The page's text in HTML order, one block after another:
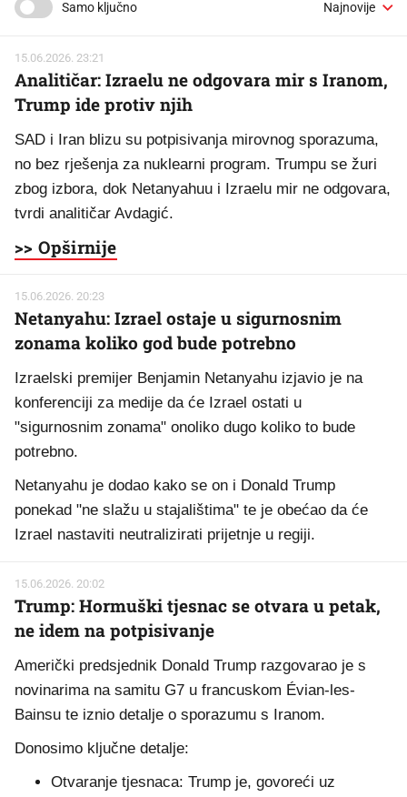
Samo ključno
15.06.2026. 23:21
Analitičar: Izraelu ne odgovara mir s Iranom,
Trump ide protiv njih
SAD i Iran blizu su potpisivanja mirovnog sporazuma,
no bez rješenja za nuklearni program. Trumpu se žuri
zbog izbora, dok Netanyahuu i Izraelu mir ne odgovara,
tvrdi analitičar Avdagić.
>> Opširnije
15.06.2026. 20:23
Netanyahu: Izrael ostaje u sigurnosnim
zonama koliko god bude potrebno
Izraelski premijer Benjamin Netanyahu izjavio je na
konferenciji za medije da će Izrael ostati u
"sigurnosnim zonama" onoliko dugo koliko to bude
potrebno.
Netanyahu je dodao kako se on i Donald Trump
ponekad "ne slažu u stajalištima" te je obećao da će
Izrael nastaviti neutralizirati prijetnje u regiji.
15.06.2026. 20:02
Trump: Hormuški tjesnac se otvara u petak,
ne idem na potpisivanje
Američki predsjednik Donald Trump razgovarao je s
novinarima na samitu G7 u francuskom Évian-les-
Bainsu te iznio detalje o sporazumu s Iranom.
Donosimo ključne detalje:
Otvaranje tjesnaca: Trump je, govoreći uz